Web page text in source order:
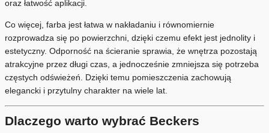
oraz łatwość aplikacji.
Co więcej, farba jest łatwa w nakładaniu i równomiernie
rozprowadza się po powierzchni, dzięki czemu efekt jest jednolity i
estetyczny. Odporność na ścieranie sprawia, że wnętrza pozostają
atrakcyjne przez długi czas, a jednocześnie zmniejsza się potrzeba
częstych odświeżeń. Dzięki temu pomieszczenia zachowują
elegancki i przytulny charakter na wiele lat.
Dlaczego warto wybrać Beckers